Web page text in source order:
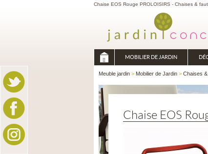
Chaise EOS Rouge PROLOISIRS - Chaises &
MOBILIER DE JARDIN
Meuble jardin > Mobilier de Jardin > Chaises
Chaise EOS